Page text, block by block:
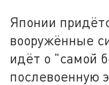
Японии
вооружённые
идёт о "самой
послевоенную